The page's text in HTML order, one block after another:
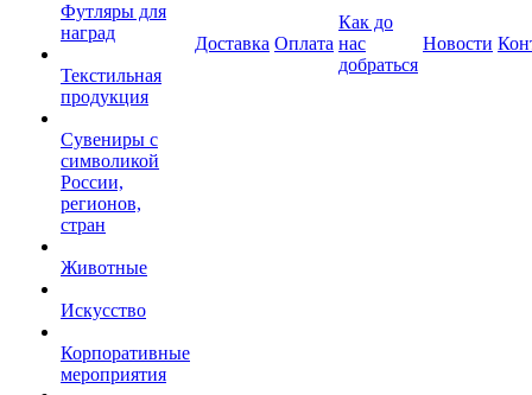
Футляры для
наград
Текстильная
продукция
Сувениры с
символикой
России,
регионов,
стран
Животные
Искусство
Корпоративные
мероприятия
Доставка Оплата
Как до
нас
добраться
Новости